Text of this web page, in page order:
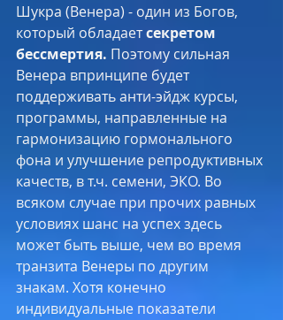
Шукра (Венера) - один из Богов,
который обладает секретом
бессмертия. Поэтому сильная
Венера впринципе будет
поддерживать анти-эйдж курсы,
программы, направленные на
гармонизацию гормонального
фона и улучшение репродуктивных
качеств, в т.ч. семени, ЭКО. Во
всяком случае при прочих равных
условиях шанс на успех здесь
может быть выше, чем во время
транзита Венеры по другим
знакам. Хотя конечно
индивидуальные показатели